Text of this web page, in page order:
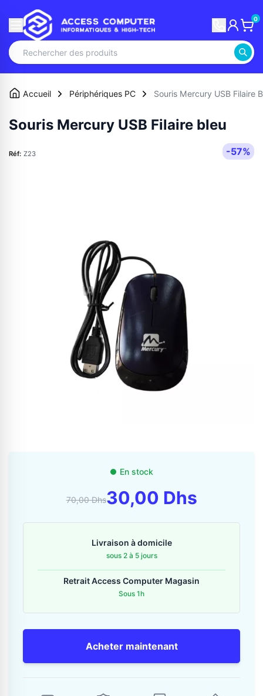
0
Envoyer un message
Accueil Périphériques PC Souris Mercury USB Filaire
Souris Mercury USB Filaire bleu
Réf: Z23 -57%
En stock
70,00 Dhs30,00 Dhs
Livraison à domicile
sous 2 à 5 jours
Retrait Access Computer Magasin
Sous 1h
Acheter maintenant